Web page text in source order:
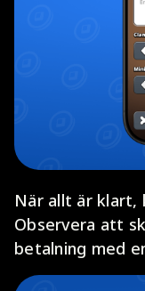
När allt är klart,
Observera att
betalning med